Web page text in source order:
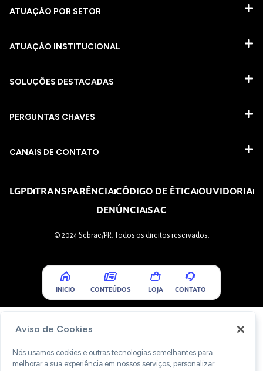
ATUAÇÃO POR SETOR
ATUAÇÃO INSTITUCIONAL
SOLUÇÕES DESTACADAS
PERGUNTAS CHAVES​
CANAIS DE CONTATO
LGPDTRANSPARÊNCIACÓDIGO DE ÉTICAOUVIDORIA
DENÚNCIASAC
© 2024 Sebrae/PR. Todos os direitos reservados.
INICIO CONTEÚDOS LOJA CONTATO
Aviso de Cookies
Nós usamos cookies e outras tecnologias semelhantes para
melhorar a sua experiência em nossos serviços, personalizar